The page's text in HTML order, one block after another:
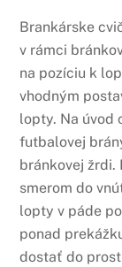
Brankárske
v rámci
na pozíciu k
vhodným
lopty. Na úvod
futbalovej
bránkovej žrdi.
smerom do
lopty v páde
ponad
dostať do